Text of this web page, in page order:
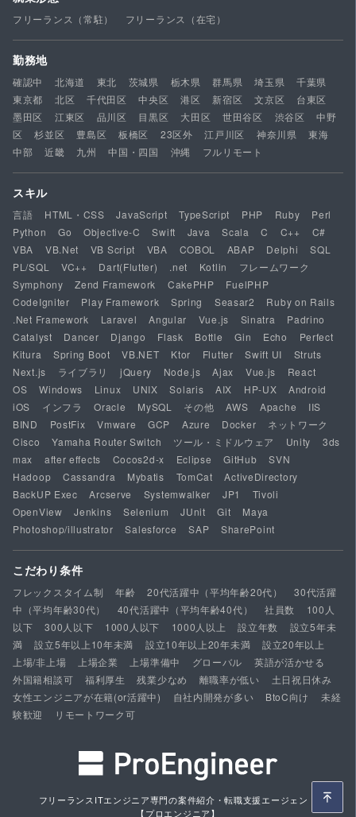
フリーランス（常駐） フリーランス（在宅）
勤務地
確認中 北海道 東北 茨城県 栃木県 群馬県 埼玉県
千葉県
東京都
北区 千代田区 中央区 港区 新宿区 文京区
台東区
墨田区
江東区 品川区 目黒区 大田区 世田谷区 渋谷区
中野
区
杉並区 豊島区 板橋区 23区外 江戸川区 神奈川県
東海
中部
近畿 九州 中国・四国 沖縄 フルリモート
スキル
言語 HTML・CSS JavaScript TypeScript PHP Ruby
Perl
Python
Go Objective-C Swift Java Scala C C++
C#
VBA
VB.Net VB Script VBA COBOL ABAP Delphi
SQL
PL/SQL
VC++ Dart(Flutter) .net Kotlin
フレームワーク
Symphony
Zend Framework CakePHP
FuelPHP
CodeIgniter
Play Framework Spring Seasar2
Ruby on Rails
.Net Framework
Laravel Angular Vue.js Sinatra
Padrino
Catalyst
Dancer Django Flask Bottle Gin Echo
Perfect
Kitura
Spring Boot VB.NET Ktor Flutter Swift UI
Struts
Next.js
ライブラリ jQuery Node.js Ajax Vue.js
React
OS
Windows Linux UNIX Solaris AIX HP-UX
Android
iOS
インフラ Oracle MySQL その他 AWS Apache
IIS
BIND
PostFix Vmware GCP Azure Docker
ネットワーク
Cisco
Yamaha Router Switch ツール・ミドルウェア Unity
3ds
max
after effects Cocos2d-x Eclipse GitHub
SVN
Hadoop
Cassandra Mybatis TomCat
ActiveDirectory
BackUP Exec
Arcserve Systemwalker JP1
Tivoli
OpenView
Jenkins Selenium JUnit Git
Maya
Photoshop/illustrator
Salesforce SAP SharePoint
こだわり条件
フレックスタイム制 年齢 20代活躍中（平均年齢20代）
30代活躍
中（平均年齢30代）
40代活躍中（平均年齢40代） 社員数
100人
以下
300人以下 1000人以下 1000人以上 設立年数
設立5年未
満
設立5年以上10年未満 設立10年以上20年未満
設立20年以上
上場/非上場
上場企業 上場準備中 グローバル
英語が活かせる
外国籍相談可
福利厚生 残業少なめ 離職率が低い
土日祝日休み
女性エンジニアが在籍(or活躍中)
自社内開発が多い BtoC向け
未経
験歓迎
リモートワーク可
フリーランスITエンジニア専門の案件紹介・転職支援エージェント
【プロエンジニア】